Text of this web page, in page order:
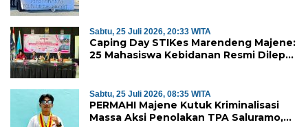
Sabtu, 25 Juli 2026, 20:33 WITA
Caping Day STIKes Marendeng Majene:
25 Mahasiswa Kebidanan Resmi Dilepas
Sabtu, 25 Juli 2026, 08:35 WITA
PERMAHI Majene Kutuk Kriminalisasi
Massa Aksi Penolakan TPA Saluramo,